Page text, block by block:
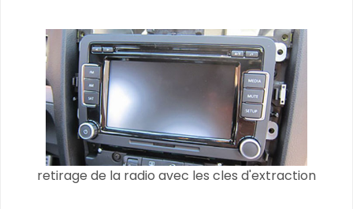
retirage de la radio avec les cles d'extraction